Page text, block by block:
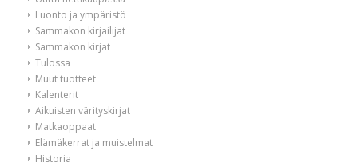
Luonto ja ympäristö
Sammakon kirjailijat
Sammakon kirjat
Tulossa
Muut tuotteet
Kalenterit
Aikuisten värityskirjat
Matkaoppaat
Elämäkerrat ja muistelmat
Historia